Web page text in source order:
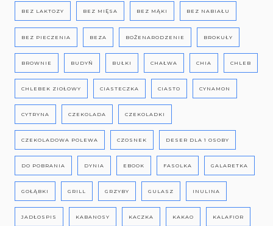
BEZ LAKTOZY BEZ MIĘSA BEZ MĄKI BEZ NABIAŁU
BEZ PIECZENIA BEZA BOŻENARODZENIE BROKUŁY
BROWNIE BUDYŃ BUŁKI CHAŁWA CHIA CHLEB
CHLEBEK ZIOŁOWY CIASTECZKA CIASTO CYNAMON
CYTRYNA CZEKOLADA CZEKOLADKI
CZEKOLADOWA POLEWA CZOSNEK DESER DLA 1 OSOBY
DO POBRANIA DYNIA EBOOK FASOLKA GALARETKA
GOŁĄBKI GRILL GRZYBY GULASZ INULINA
JADŁOSPIS KABANOSY KACZKA KAKAO KALAFIOR